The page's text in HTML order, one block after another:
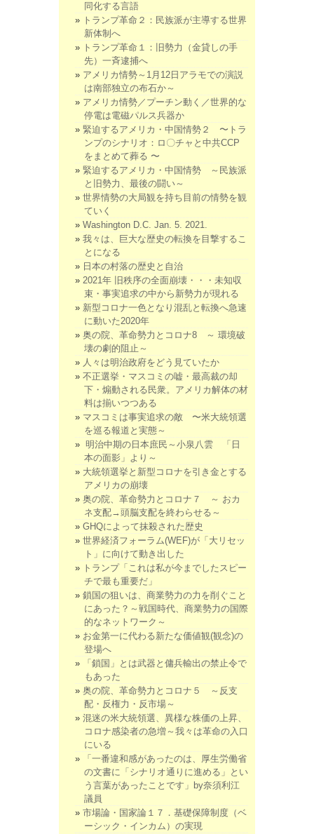
同化する言語
トランプ革命２：民族派が主導する世界
新体制へ
トランプ革命１：旧勢力（金貸しの手
先）一斉逮捕へ
アメリカ情勢～1月12日アラモでの演説
は南部独立の布石か～
アメリカ情勢／プーチン動く／世界的な
停電は電磁パルス兵器か
緊迫するアメリカ・中国情勢２ 〜トラ
ンプのシナリオ：ロ〇チャと中共CCP
をまとめて葬る 〜
緊迫するアメリカ・中国情勢 ～民族派
と旧勢力、最後の闘い～
世界情勢の大局観を持ち目前の情勢を観
ていく
Washington D.C. Jan. 5. 2021.
我々は、巨大な歴史の転換を目撃するこ
とになる
日本の村落の歴史と自治
2021年 旧秩序の全面崩壊・・・未知収
束・事実追求の中から新勢力が現れる
新型コロナ一色となり混乱と転換へ急速
に動いた2020年
奥の院、革命勢力とコロナ8 ～ 環境破
壊の劇的阻止～
人々は明治政府をどう見ていたか
不正選挙・マスコミの嘘・最高裁の却
下・煽動される民衆。アメリカ解体の材
料は揃いつつある
マスコミは事実追求の敵 〜米大統領選
を巡る報道と実態～
明治中期の日本庶民～小泉八雲 「日
本の面影」より～
大統領選挙と新型コロナを引き金とする
アメリカの崩壊
奥の院、革命勢力とコロナ７ ～ おカ
ネ支配→頭脳支配を終わらせる～
GHQによって抹殺された歴史
世界経済フォーラム(WEF)が「大リセッ
ト」に向けて動き出した
トランプ「これは私が今までしたスピー
チで最も重要だ」
鎖国の狙いは、商業勢力の力を削ぐこと
にあった？～戦国時代、商業勢力の国際
的なネットワーク～
お金第一に代わる新たな価値観(観念)の
登場へ
「鎖国」とは武器と傭兵輸出の禁止令で
もあった
奥の院、革命勢力とコロナ５ ～反支
配・反権力・反市場～
混迷の米大統領選、異様な株価の上昇、
コロナ感染者の急増～我々は革命の入口
にいる
「一番違和感があったのは、厚生労働省
の文書に「シナリオ通りに進める」とい
う言葉があったことです」by奈須利江
議員
市場論・国家論１７．基礎保障制度（ベ
ーシック・インカム）の実現